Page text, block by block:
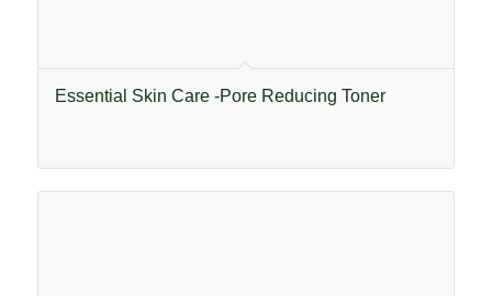
Essential Skin Care -Pore Reducing Toner